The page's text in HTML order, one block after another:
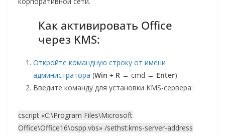
Как активировать Office
через KMS:
Откройте командную строку от имени
администратора (Win + R → cmd → Enter).
Введите команду для установки KMS-сервера:
cscript «C:\Program Files\Microsoft
Office\Office16\ospp.vbs» /sethst:kms-server-address